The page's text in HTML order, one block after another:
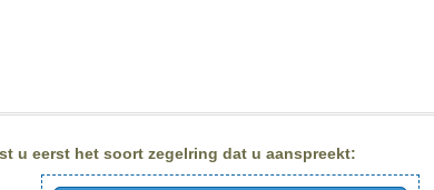
u eerst het soort zegelring dat u aanspreekt: